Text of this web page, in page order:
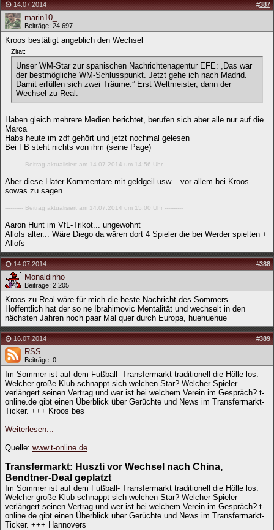
14.07.2014 #387
marin10_
Beiträge: 24.697
Kroos bestätigt angeblich den Wechsel
Zitat:
Unser WM-Star zur spanischen Nachrichtenagentur EFE: „Das war
der bestmögliche WM-Schlusspunkt. Jetzt gehe ich nach Madrid.
Damit erfüllen sich zwei Träume.” Erst Weltmeister, dann der
Wechsel zu Real.
Haben gleich mehrere Medien berichtet, berufen sich aber alle nur auf die
Marca
Habs heute im zdf gehört und jetzt nochmal gelesen
Bei FB steht nichts von ihm (seine Page)
---------- Beitrag aktualisiert am 14.07.2014 um 14:56 Uhr ----------
Aber diese Hater-Kommentare mit geldgeil usw... vor allem bei Kroos
sowas zu sagen
---------- Beitrag aktualisiert am 14.07.2014 um 15:00 Uhr ----------
Aaron Hunt im VfL-Trikot... ungewohnt
Allofs alter... Wäre Diego da wären dort 4 Spieler die bei Werder spielten +
Allofs
14.07.2014 #388
Monaldinho
Beiträge: 2.205
Kroos zu Real wäre für mich die beste Nachricht des Sommers.
Hoffentlich hat der so ne Ibrahimovic Mentalität und wechselt in den
nächsten Jahren noch paar Mal quer durch Europa, huehuehue
16.07.2014 #389
RSS
Beiträge: 0
Im Sommer ist auf dem Fußball- Transfermarkt traditionell die Hölle los.
Welcher große Klub schnappt sich welchen Star? Welcher Spieler
verlängert seinen Vertrag und wer ist bei welchem Verein im Gespräch? t-
online.de gibt einen Überblick über Gerüchte und News im Transfermarkt-
Ticker. +++ Kroos bes
Weiterlesen...
Quelle: www.t-online.de
Transfermarkt: Huszti vor Wechsel nach China,
Bendtner-Deal geplatzt
Im Sommer ist auf dem Fußball- Transfermarkt traditionell die Hölle los.
Welcher große Klub schnappt sich welchen Star? Welcher Spieler
verlängert seinen Vertrag und wer ist bei welchem Verein im Gespräch? t-
online.de gibt einen Überblick über Gerüchte und News im Transfermarkt-
Ticker. +++ Hannovers